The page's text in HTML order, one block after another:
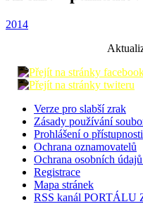
2014
Verze pro slabší zrak
Zásady používání
Prohlášení o přístupnosti
Ochrana oznamovatelů
Ochrana osobních
Registrace
Mapa stránek
RSS kanál